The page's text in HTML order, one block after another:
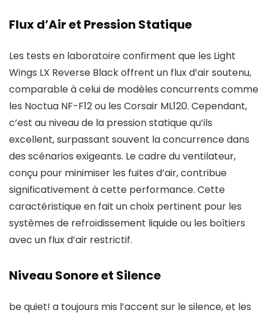
Flux d’Air et Pression Statique
Les tests en laboratoire confirment que les Light
Wings LX Reverse Black offrent un flux d’air soutenu,
comparable à celui de modèles concurrents comme
les Noctua NF-F12 ou les Corsair ML120. Cependant,
c’est au niveau de la pression statique qu’ils
excellent, surpassant souvent la concurrence dans
des scénarios exigeants. Le cadre du ventilateur,
conçu pour minimiser les fuites d’air, contribue
significativement à cette performance. Cette
caractéristique en fait un choix pertinent pour les
systèmes de refroidissement liquide ou les boîtiers
avec un flux d’air restrictif.
Niveau Sonore et Silence
be quiet! a toujours mis l’accent sur le silence, et les